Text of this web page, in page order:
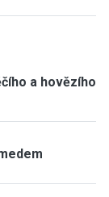
a hovězího